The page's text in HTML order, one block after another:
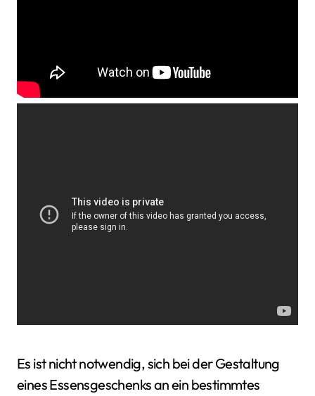
Es ist nicht notwendig, sich bei der Gestaltung
eines Essensgeschenks an ein bestimmtes